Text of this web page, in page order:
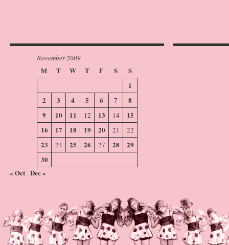
November 2009
M T W T F S
S
1
2
3 4 5 6 7
8
9
10 11 12 13 14
15
16
17 18 19 20 21 22
23 24 25 26 27 28
29
30
« Oct Dec »